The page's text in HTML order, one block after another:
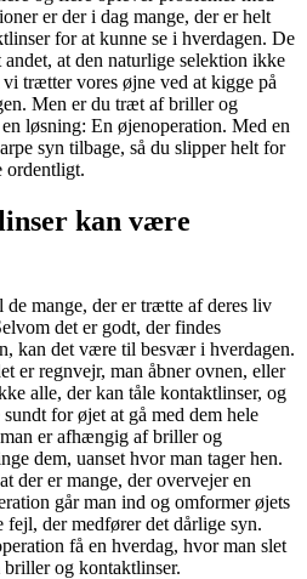
er der i dag mange, der er helt
for at kunne se i hverdagen. De
at den naturlige selektion ikke
trætter vores øjne ved at kigge på
Men er du træt af briller og
løsning: En øjenoperation. Med en
syn tilbage, så du slipper helt for
ordentligt.
kan være
mange, der er trætte af deres liv
det er godt, der findes
kan det være til besvær i hverdagen.
er regnvejr, man åbner ovnen, eller
alle, der kan tåle kontaktlinser, og
for øjet at gå med dem hele
er afhængig af briller og
dem, uanset hvor man tager hen.
der er mange, der overvejer en
går man ind og omformer øjets
fejl, der medfører det dårlige syn.
få en hverdag, hvor man slet
og kontaktlinser.